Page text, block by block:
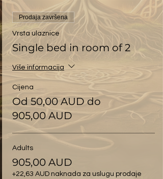
Prodaja završena
Vrsta ulaznice
Single bed in room of 2
Više informacija
Cijena
Od 50,00 AUD do
905,00 AUD
Adults
905,00 AUD
+22,63 AUD naknada za uslugu prodaje